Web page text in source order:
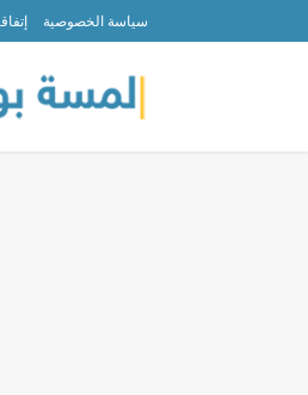
سياسة الخصوصية